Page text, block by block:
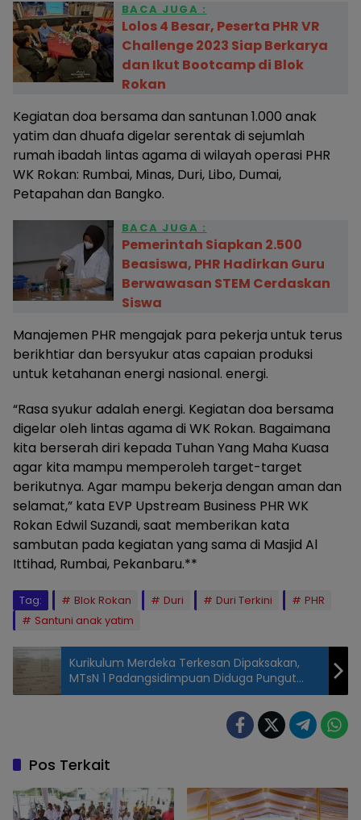
BACA JUGA :
Lolos 4 Besar, Peserta PHR VR
Challenge 2023 Siap Berkarya
dan Ikut Bootcamp di Blok
Rokan
Kegiatan doa bersama dan santunan 1.000 anak
yatim dan dhuafa digelar serentak di sejumlah
rumah ibadah lintas agama di wilayah operasi PHR
WK Rokan: Rumbai, Minas, Duri, Libo, Dumai,
Petapahan dan Bangko.
BACA JUGA :
Pemerintah Siapkan 2.500
Beasiswa, PHR Hadirkan Guru
Berwawasan STEM Cerdaskan
Siswa
Manajemen PHR mengajak para pekerja untuk terus
berikhtiar dan bersyukur atas capaian produksi
untuk ketahanan energi nasional. energi.
“Rasa syukur adalah energi. Kegiatan doa bersama
digelar oleh lintas agama di WK Rokan. Bagaimana
kita berserah diri kepada Tuhan Yang Maha Kuasa
agar kita mampu memperoleh target-target
berikutnya. Agar mampu bekerja dengan aman dan
selamat,” kata EVP Upstream Business PHR WK
Rokan Edwil Suzandi, saat memberikan kata
sambutan pada kegiatan yang sama di Masjid Al
Ittihad, Rumbai, Pekanbaru.**
Tag: Blok Rokan Duri Duri Terkini
PHR
Santuni anak yatim
Kurikulum Merdeka Terkesan Dipaksakan,
MTsN 1 Padangsidimpuan Diduga Pungut
Biaya Sejumlah Buku
Pos Terkait